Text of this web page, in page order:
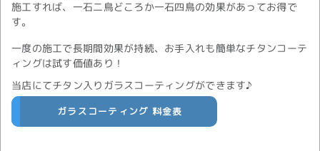
施工すれば、一石二鳥どころか一石四鳥の効果があってお得で
す。
一度の施工で長期間効果が持続、お手入れも簡単なチタンコーテ
ィングは試す価値あり！
当店にてチタン入りガラスコーティングができます♪
ガラスコーティング 料金表